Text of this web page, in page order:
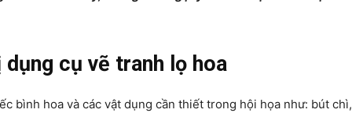
dụng cụ vẽ tranh lọ hoa
bình hoa và các vật dụng cần thiết trong hội họa như: bút chì,